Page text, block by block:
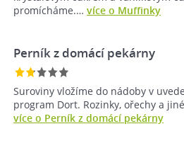
promícháme.… více o Muffinky
Perník z domácí pekárny
Suroviny vložíme do nádoby v
program Dort. Rozinky, ořechy a
více o Perník z domácí pekárny